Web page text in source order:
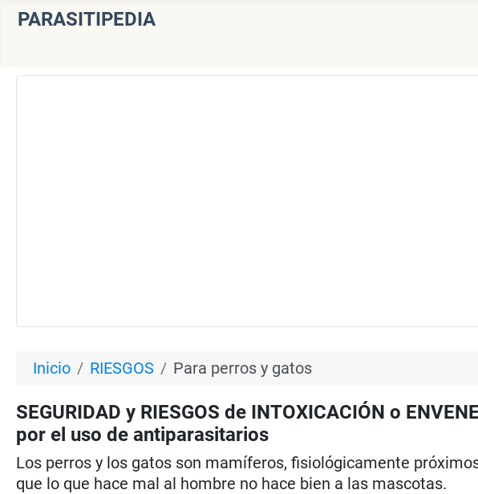
PARASITIPEDIA
Inicio RIESGOS Para perros y gatos
SEGURIDAD y RIESGOS de INTOXICACIÓN o
por el uso de antiparasitarios
Los perros y los gatos son mamíferos, fisiológicamente
que lo que hace mal al hombre no hace bien a las mascotas.